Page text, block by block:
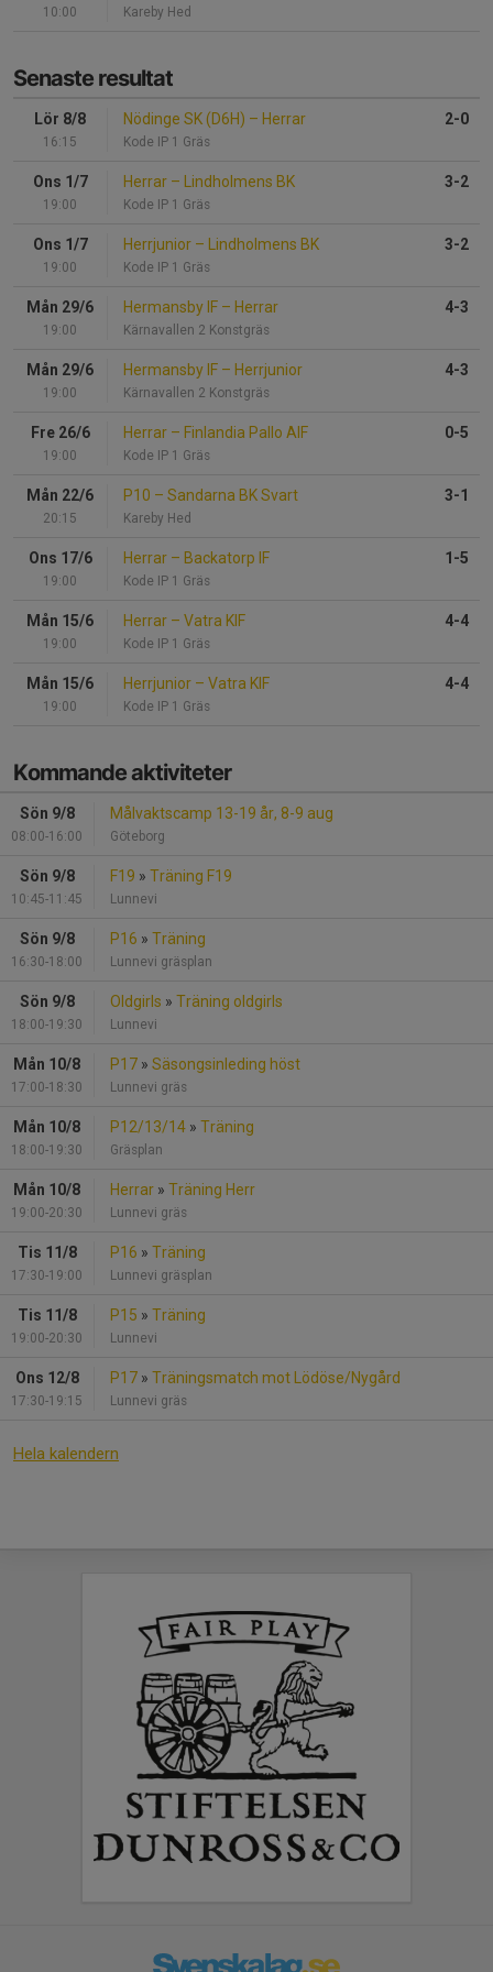
10:00 Kareby Hed
Senaste resultat
Lör 8/8
16:15
Nödinge SK (D6H) – Herrar
Kode IP 1 Gräs
2-0
Ons 1/7
19:00
Herrar – Lindholmens BK
Kode IP 1 Gräs
3-2
Ons 1/7
19:00
Herrjunior – Lindholmens BK
Kode IP 1 Gräs
3-2
Mån 29/6
19:00
Hermansby IF – Herrar
Kärnavallen 2 Konstgräs
4-3
Mån 29/6
19:00
Hermansby IF – Herrjunior
Kärnavallen 2 Konstgräs
4-3
Fre 26/6
19:00
Herrar – Finlandia Pallo AIF
Kode IP 1 Gräs
0-5
Mån 22/6
20:15
P10 – Sandarna BK Svart
Kareby Hed
3-1
Ons 17/6
19:00
Herrar – Backatorp IF
Kode IP 1 Gräs
1-5
Mån 15/6
19:00
Herrar – Vatra KIF
Kode IP 1 Gräs
4-4
Mån 15/6
19:00
Herrjunior – Vatra KIF
Kode IP 1 Gräs
4-4
Kommande aktiviteter
Sön 9/8
08:00-16:00
Målvaktscamp 13-19 år, 8-9 aug
Göteborg
Sön 9/8
10:45-11:45
F19 » Träning F19
Lunnevi
Sön 9/8
16:30-18:00
P16 » Träning
Lunnevi gräsplan
Sön 9/8
18:00-19:30
Oldgirls » Träning oldgirls
Lunnevi
Mån 10/8
17:00-18:30
P17 » Säsongsinleding höst
Lunnevi gräs
Mån 10/8
18:00-19:30
P12/13/14 » Träning
Gräsplan
Mån 10/8
19:00-20:30
Herrar » Träning Herr
Lunnevi gräs
Tis 11/8
17:30-19:00
P16 » Träning
Lunnevi gräsplan
Tis 11/8
19:00-20:30
P15 » Träning
Lunnevi
Ons 12/8
17:30-19:15
P17 » Träningsmatch mot Lödöse/Nygård
Lunnevi gräs
Hela kalendern